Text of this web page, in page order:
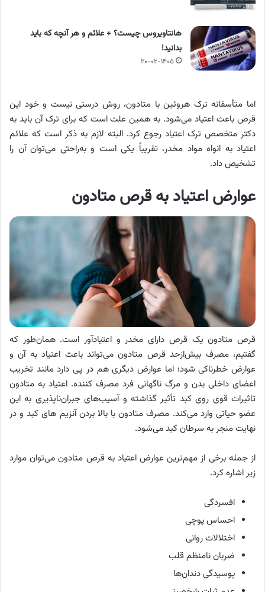
هانتاویروس چیست؟ + علائم و هر آنچه که باید
بدانید!
۲۰-۰۲-۱۴۰۵
اما متأسفانه ترک هروئین با متادون، روش درستی نیست و خود این
قرص باعث اعتیاد می‌شود. به همین علت است که برای ترک آن باید به
دکتر متخصص ترک اعتیاد رجوع کرد. البته لازم به ذکر است که علائم
اعتیاد به انواه مواد مخدر، تقریباً یکی است و به‌راحتی می‌توان آن را
تشخیص داد.
عوارض اعتیاد به قرص متادون
قرص متادون یک قرص دارای مخدر و اعتیادآور است. همان‌طور که
گفتیم، مصرف بیش‌ازحد قرص متادون می‌تواند باعث اعتیاد به آن و
عوارض خطرناکی شود؛ اما عوارض دیگری هم در پی دارد مانند تخریب
اعضای داخلی بدن و مرگ ناگهانی فرد مصرف کننده. اعتیاد به متادون
تاثیرات قوی روی کبد تأثیر گذاشته و آسیب‌های جبران‌ناپذیری به این
عضو حیاتی وارد می‌کند. مصرف متادون با بالا بردن آنزیم های کبد و در
نهایت منجر به سرطان کبد می‌شود.
از جمله برخی از مهم‌ترین عوارض اعتیاد به قرص متادون می‌توان موارد
زیر اشاره کرد.
افسردگی
احساس پوچی
اختلالات روانی
ضربان نامنظم قلب
پوسیدگی دندان‌‌ها